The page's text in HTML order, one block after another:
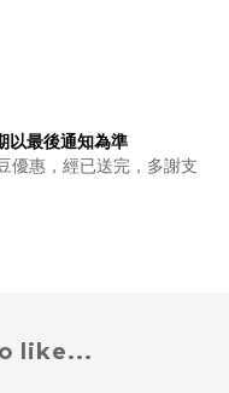
以最後通知為準
優惠，經已送完，多謝支
like...